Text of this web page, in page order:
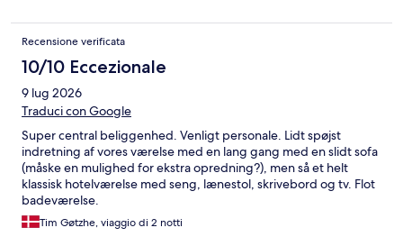
Recensione verificata
10/10 Eccezionale
9 lug 2026
Traduci con Google
Super central beliggenhed. Venligt personale. Lidt spøjst
indretning af vores værelse med en lang gang med en slidt sofa
(måske en mulighed for ekstra opredning?), men så et helt
klassisk hotelværelse med seng, lænestol, skrivebord og tv. Flot
badeværelse.
Tim Gøtzhe, viaggio di 2 notti